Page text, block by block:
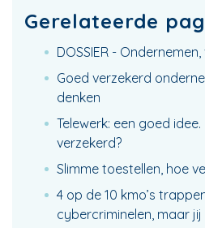
Gerelateerde
DOSSIER -
Goed verzekerd
denken
Telewerk: een goed
verzekerd?
Slimme toestellen, hoe
4 op de 10 kmo’s
cybercriminelen, maar jij